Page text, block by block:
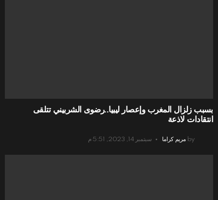
بسبب زلزال المغرب وإعصار ليبيا..رضوى الشربيني تتلقى
انتقادات لاذعة
by مريم كراما سبتمبر 14, 2023, 5:51 م